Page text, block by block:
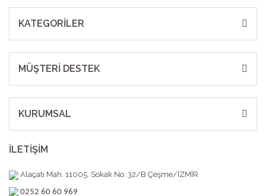
KATEGORİLER
MÜŞTERİ DESTEK
KURUMSAL
İLETİŞİM
Alaçatı Mah. 11005. Sokak No: 32/B Çeşme/İZMİR
0252 60 60 969